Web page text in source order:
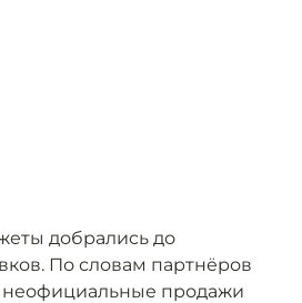
добрались до
По словам партнёров
продажи